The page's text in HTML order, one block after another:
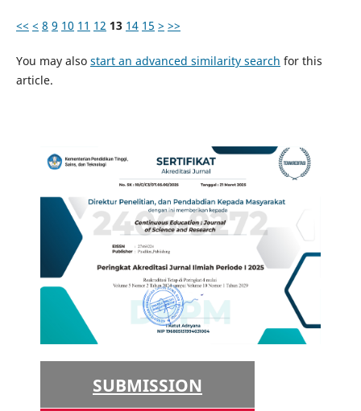
<< < 8 9 10 11 12 13 14 15 > >>
You may also start an advanced similarity search for this
article.
SUBMISSION